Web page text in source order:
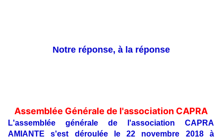
Notre réponse, à la réponse
Assemblée Générale de l'association CAPRA
L'assemblée générale de l'association CAPRA
AMIANTE s'est déroulée le 22 novembre 2018 à